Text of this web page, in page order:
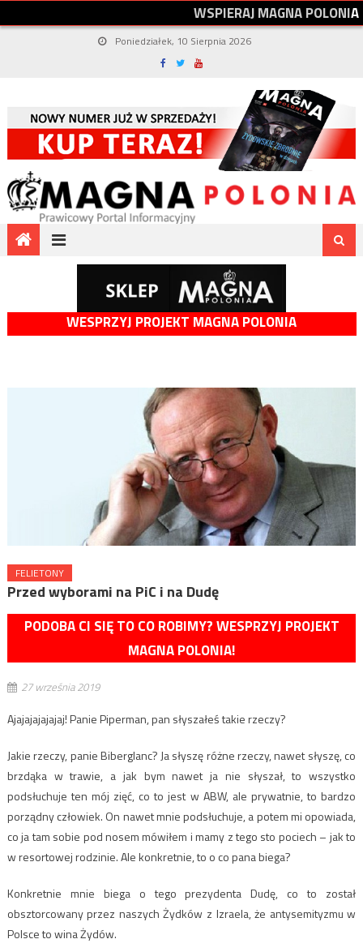
WSPIERAJMAGNAPOLONIA
Poniedziałek, 10 Sierpnia 2026
WESPRZYJ PROJEKT MAGNA POLONIA
FELIETONY
Przed wyborami na PiC i na Dudę
PODOBA CI SIĘ TO CO ROBIMY? WESPRZYJ PROJEKT
MAGNA POLONIA!
27 września 2019
Ajajajajajajaj! Panie Piperman, pan słyszałeś takie rzeczy?
Jakie rzeczy, panie Biberglanc? Ja słyszę różne rzeczy, nawet słyszę, co
brzdąka w trawie, a jak bym nawet ja nie słyszał, to wszystko
podsłuchuje ten mój zięć, co to jest w ABW, ale prywatnie, to bardzo
porządny człowiek. On nawet mnie podsłuchuje, a potem mi opowiada,
co ja tam sobie pod nosem mówiłem i mamy z tego sto pociech – jak to
w resortowej rodzinie. Ale konkretnie, to o co pana biega?
Konkretnie mnie biega o tego prezydenta Dudę, co to został
obsztorcowany przez naszych Żydków z Izraela, że antysemityzmu w
Polsce to wina Żydów.